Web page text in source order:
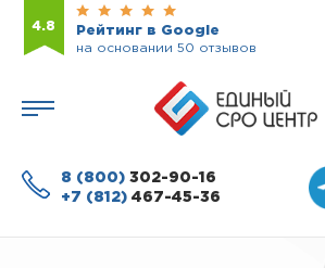
4.8
Рейтинг в Google
на основании 50 отзывов
8 (800) 302-90-16
+7 (812) 467-45-36